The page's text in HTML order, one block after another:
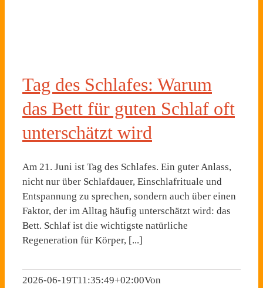
Tag des Schlafes: Warum
das Bett für guten Schlaf oft
unterschätzt wird
Am 21. Juni ist Tag des Schlafes. Ein guter Anlass,
nicht nur über Schlafdauer, Einschlafrituale und
Entspannung zu sprechen, sondern auch über einen
Faktor, der im Alltag häufig unterschätzt wird: das
Bett. Schlaf ist die wichtigste natürliche
Regeneration für Körper, [...]
2026-06-19T11:35:49+02:00Von